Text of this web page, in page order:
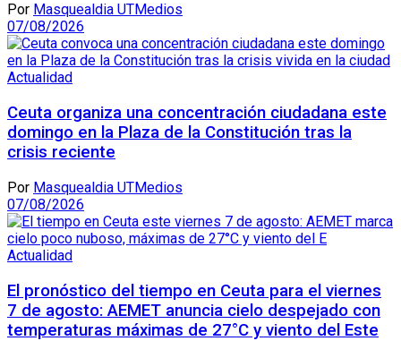
Por Masquealdia UTMedios
07/08/2026
Actualidad
Ceuta organiza una concentración ciudadana este
domingo en la Plaza de la Constitución tras la
crisis reciente
Por Masquealdia UTMedios
07/08/2026
Actualidad
El pronóstico del tiempo en Ceuta para el viernes
7 de agosto: AEMET anuncia cielo despejado con
temperaturas máximas de 27°C y viento del Este